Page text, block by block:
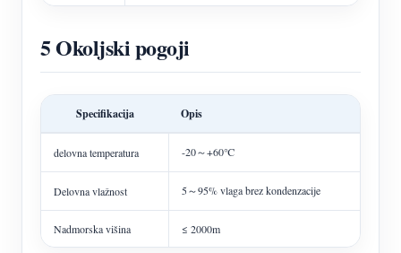
5 Okoljski pogoji
Specifikacija Opis
delovna temperatura -20～+60℃
Delovna vlažnost 5～95% vlaga brez kondenzacije
Nadmorska višina ≤ 2000m